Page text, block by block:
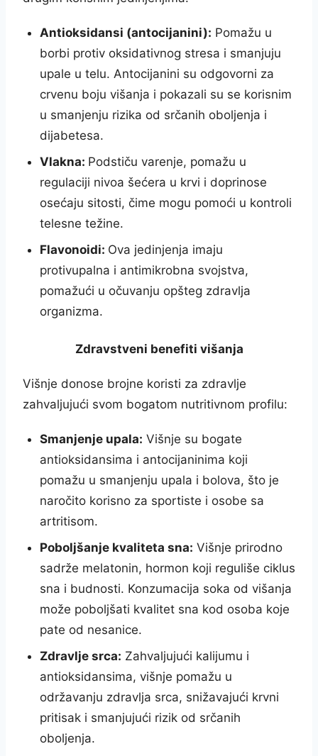
Antioksidansi (antocijanini): Pomažu u
borbi protiv oksidativnog stresa i smanjuju
upale u telu. Antocijanini su odgovorni za
crvenu boju višanja i pokazali su se korisnim
u smanjenju rizika od srčanih oboljenja i
dijabetesa.
Vlakna: Podstiču varenje, pomažu u
regulaciji nivoa šećera u krvi i doprinose
osećaju sitosti, čime mogu pomoći u kontroli
telesne težine.
Flavonoidi: Ova jedinjenja imaju
protivupalna i antimikrobna svojstva,
pomažući u očuvanju opšteg zdravlja
organizma.
Zdravstveni benefiti višanja
Višnje donose brojne koristi za zdravlje
zahvaljujući svom bogatom nutritivnom profilu:
Smanjenje upala: Višnje su bogate
antioksidansima i antocijaninima koji
pomažu u smanjenju upala i bolova, što je
naročito korisno za sportiste i osobe sa
artritisom.
Poboljšanje kvaliteta sna: Višnje prirodno
sadrže melatonin, hormon koji reguliše ciklus
sna i budnosti. Konzumacija soka od višanja
može poboljšati kvalitet sna kod osoba koje
pate od nesanice.
Zdravlje srca: Zahvaljujući kalijumu i
antioksidansima, višnje pomažu u
održavanju zdravlja srca, snižavajući krvni
pritisak i smanjujući rizik od srčanih
oboljenja.